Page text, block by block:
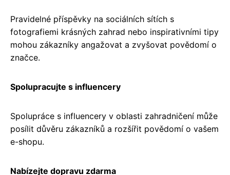
Pravidelné příspěvky na sociálních sítích s
fotografiemi krásných zahrad nebo inspirativními tipy
mohou zákazníky angažovat a zvyšovat povědomí o
značce.
Spolupracujte s influencery
Spolupráce s influencery v oblasti zahradničení může
posílit důvěru zákazníků a rozšířit povědomí o vašem
e-shopu.
Nabízejte dopravu zdarma